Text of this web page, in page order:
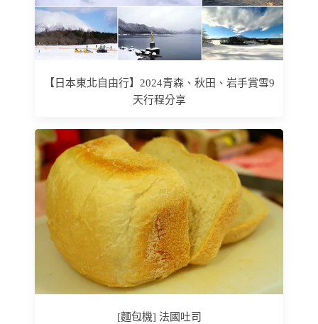
【日本東北自由行】2024青森、秋田、岩手賞雪9
天行程分享
[麵包機] 法國吐司